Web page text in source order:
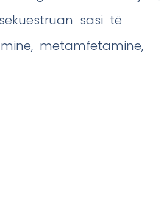
sasi të
metamfetamine,